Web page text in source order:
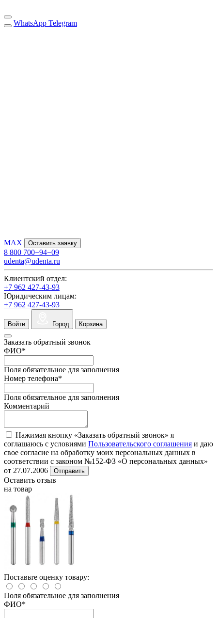
WhatsApp Telegram
MAX Оставить заявку
8 800 700−94−09
udenta@udenta.ru
Клиентский отдел:
+7 962 427-43-93
Юридическим лицам:
+7 962 427-43-93
Войти Город Корзина
Заказать обратный звонок
ФИО*
Поля обязательное для заполнения
Номер телефона*
Поля обязательное для заполнения
Комментарий
Нажимая кнопку «Заказать обратный звонок» я
соглашаюсь с условиями Пользовательского соглашения и даю
свое согласие на обработку моих персональных данных в
соответствии с законом №152-ФЗ «О персональных данных»
от 27.07.2006
Отправить
Оставить отзыв
на товар
Поставьте оценку товару:
Поля обязательное для заполнения
ФИО*